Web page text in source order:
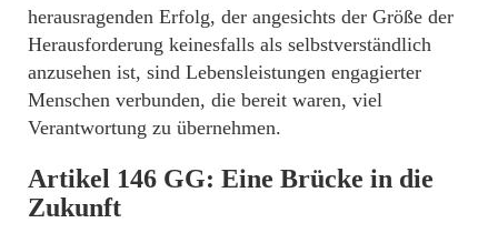
herausragenden Erfolg, der angesichts der Größe der
Herausforderung keinesfalls als selbstverständlich
anzusehen ist, sind Lebensleistungen engagierter
Menschen verbunden, die bereit waren, viel
Verantwortung zu übernehmen.
Artikel 146 GG: Eine Brücke in die
Zukunft